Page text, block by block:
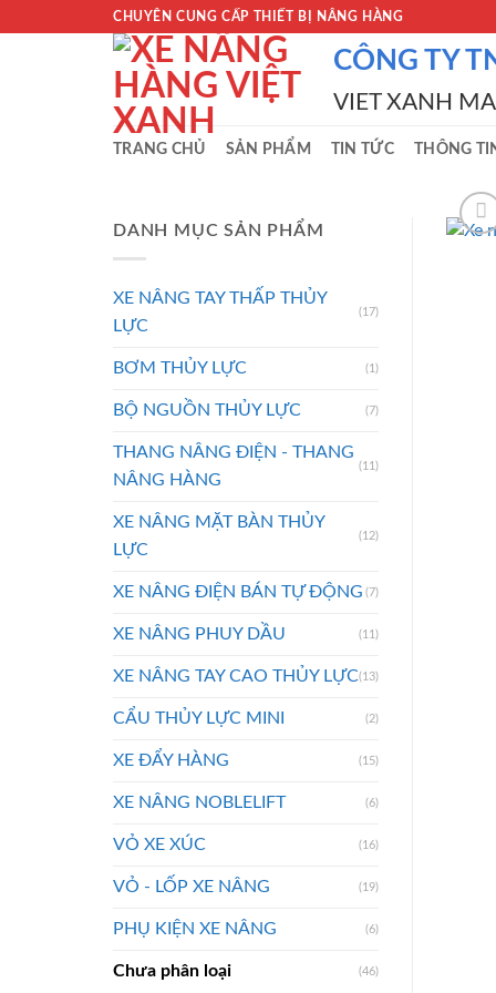
CHUYÊN CUNG CẤP THIẾT BỊ NÂNG HÀNG
CÔNG TY
VIET XANH
TRANG CHỦ SẢN PHẨM TIN TỨC THÔNG
DANH MỤC SẢN PHẨM
XE NÂNG TAY THẤP THỦY
LỰC
(17)
BƠM THỦY LỰC (1)
BỘ NGUỒN THỦY LỰC (7)
THANG NÂNG ĐIỆN - THANG
NÂNG HÀNG
(11)
XE NÂNG MẶT BÀN THỦY
LỰC
(12)
XE NÂNG ĐIỆN BÁN TỰ ĐỘNG (7)
XE NÂNG PHUY DẦU (11)
XE NÂNG TAY CAO THỦY LỰC(13)
CẨU THỦY LỰC MINI (2)
XE ĐẨY HÀNG (15)
XE NÂNG NOBLELIFT (6)
VỎ XE XÚC (16)
VỎ - LỐP XE NÂNG (19)
PHỤ KIỆN XE NÂNG (6)
Chưa phân loại (46)